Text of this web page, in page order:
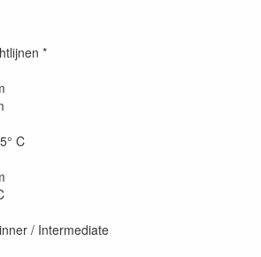
*
C
/ Intermediate